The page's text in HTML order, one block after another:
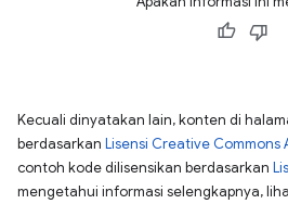
Kecuali dinyatakan lain, konten di
berdasarkan Lisensi Creative Commons
contoh kode dilisensikan berdasarkan
mengetahui informasi selengkapnya,